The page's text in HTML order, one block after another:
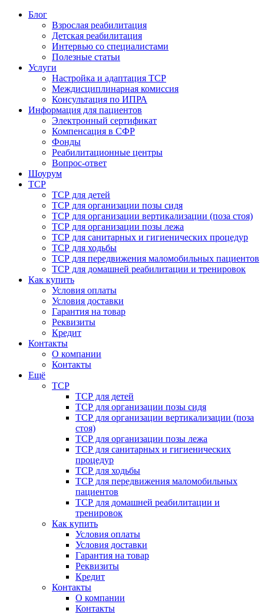
Блог
Взрослая реабилитация
Детская реабилитация
Интервью со специалистами
Полезные статьи
Услуги
Настройка и адаптация ТСР
Междисциплинарная комиссия
Консультация по ИПРА
Информация для пациентов
Электронный сертификат
Компенсация в СФР
Фонды
Реабилитационные центры
Вопрос-ответ
Шоурум
ТСР
ТСР для детей
ТСР для организации позы сидя
ТСР для организации вертикализации (поза стоя)
ТСР для организации позы лежа
ТСР для санитарных и гигиенических процедур
ТСР для ходьбы
ТСР для передвижения маломобильных пациентов
ТСР для домашней реабилитации и тренировок
Как купить
Условия оплаты
Условия доставки
Гарантия на товар
Реквизиты
Кредит
Контакты
О компании
Контакты
Ещё
ТСР
ТСР для детей
ТСР для организации позы сидя
ТСР для организации вертикализации (поза
стоя)
ТСР для организации позы лежа
ТСР для санитарных и гигиенических
процедур
ТСР для ходьбы
ТСР для передвижения маломобильных
пациентов
ТСР для домашней реабилитации и
тренировок
Как купить
Условия оплаты
Условия доставки
Гарантия на товар
Реквизиты
Кредит
Контакты
О компании
Контакты